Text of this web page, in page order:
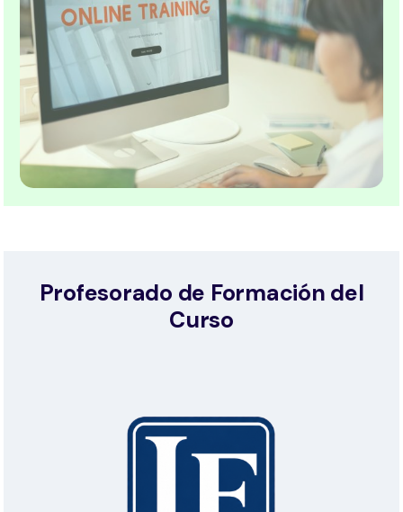
Profesorado de Formación del
Curso